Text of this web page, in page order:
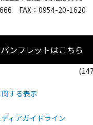
FAX：0954-20-1620
ンフレットはこちら
する表示
ィアガイドライン